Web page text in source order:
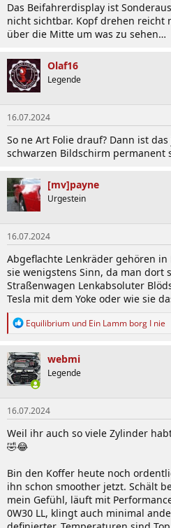
Das Beifahrerdisplay ist
nicht sichtbar. Kopf drehen reicht
über die Mitte um was zu sehen…
Olaf16
Legende
16.07.2024
So ne Art Folie drauf? Dann ist
schwarzen Bildschirm permanent
[mv]payne
Urgestein
16.07.2024
Abgeflachte Lenkräder gehören
sie wenigstens Sinn, da man dort
Straßenwagen Lenkabsoluter
Tesla mit dem Yoke oder wie sie
R
k
t
i
o
n
e
n
Equilibrium und Ein Lamm borg I nie
webmi
Legende
16.07.2024
Weil ihr auch so viele Zylinder
🤣😂
Bin den Koffer heute noch
ihn schon smoother jetzt. Schält
mein Gefühl, läuft mit
0W30 LL, klingt auch minimal